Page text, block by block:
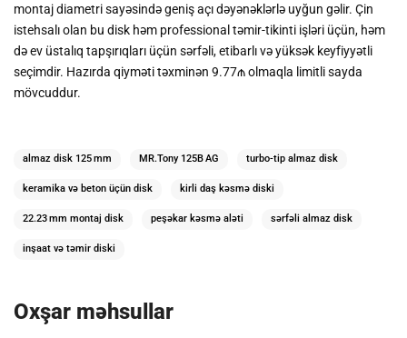
montaj diametrisayəsində geniş açı dəyənəklərlə uyğun gəlir. Çin
istehsalı olan bu disk həm professional təmir‑tikinti işləri üçün, həm
də ev üs­talıq tapşırıqları üçün sərfəli, etibarlı və yüksək keyfiyyətli
seçimdir. Hazırda qiymətitəxminən 9.77₼olmaqla limitli sayda
mövcuddur.
almaz disk 125 mm MR.Tony 125B AG turbo‑tip almaz disk
keramika və beton üçün disk kirli daş kəsmə diski
22.23 mm montaj disk peşəkar kəsmə aləti sərfəli almaz disk
inşaat və təmir diski
Oxşar məhsullar